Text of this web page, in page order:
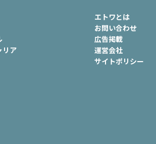
リア
エトワとは
お問い合わせ
広告掲載
運営会社
サイトポリシー